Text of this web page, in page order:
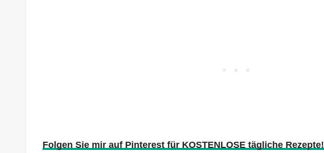
Folgen Sie mir auf Pinterest für KOSTENLOSE tägliche Rezepte!